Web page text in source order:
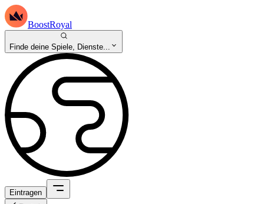
BoostRoyal
Finde deine Spiele, Dienste...
Eintragen